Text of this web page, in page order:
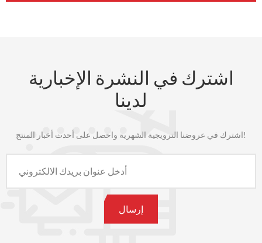
اشترك في النشرة الإخبارية
لدينا
اشترك في عروضنا الترويجية الشهرية واحصل على أحدث أخبار المنتج!